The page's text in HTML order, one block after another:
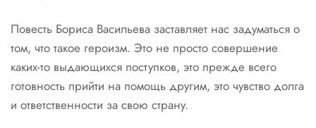
Повесть Бориса Васильева заставляет нас задуматься о
том, что такое героизм. Это не просто совершение
каких-то выдающихся поступков, это прежде всего
готовность прийти на помощь другим, это чувство долга
и ответственности за свою страну.